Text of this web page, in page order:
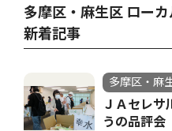
多摩区・麻生区 ロー
新着記事
多摩区・麻
ＪＡセレ
うの品評